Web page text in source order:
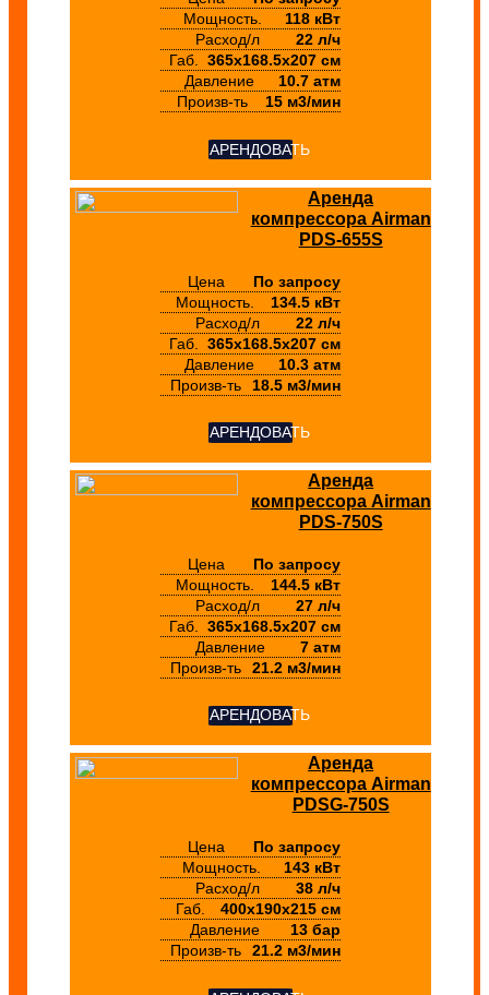
Мощность.
118 кВт
Расход/л
22 л/ч
Габ. 365х168.5х207 см
Давление
10.7 атм
Произв-ть
15 м3/мин
АРЕНДОВАТЬ
Аренда
компрессора Airman
PDS-655S
Цена
По запросу
Мощность.
134.5 кВт
Расход/л
22 л/ч
Габ.
365х168.5х207 см
Давление
10.3 атм
Произв-ть
18.5 м3/мин
АРЕНДОВАТЬ
Аренда
компрессора Airman
PDS-750S
Цена
По запросу
Мощность.
144.5 кВт
Расход/л
27 л/ч
Габ.
365х168.5х207 см
Давление
7 атм
Произв-ть
21.2 м3/мин
АРЕНДОВАТЬ
Аренда
компрессора Airman
PDSG-750S
Цена
По запросу
Мощность.
143 кВт
Расход/л
38 л/ч
Габ.
400х190х215 см
Давление
13 бар
Произв-ть
21.2 м3/мин